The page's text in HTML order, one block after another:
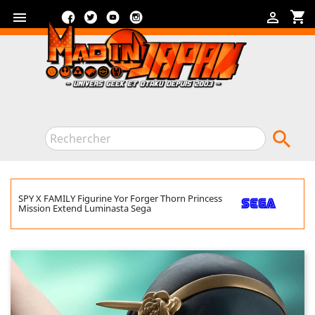
 shopping_cart

FacebookTwitterYouTube

SPY X FAMILY Figurine Yor Forger Thorn Princess
Mission Extend Luminasta Sega